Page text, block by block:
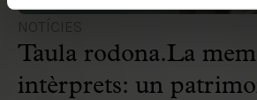
NOTÍCIES
Taula rodona.La
intèrprets: un